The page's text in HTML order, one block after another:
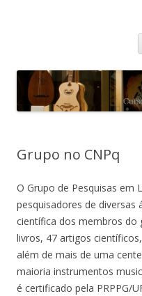
Grupo no CNPq
O Grupo de Pesquisas em
pesquisadores de
científica dos membros do
livros, 47 artigos
além de mais de uma
maioria instrumentos
é certificado pela PRPPG/